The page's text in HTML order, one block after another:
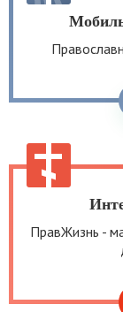
ПравЖизнь -